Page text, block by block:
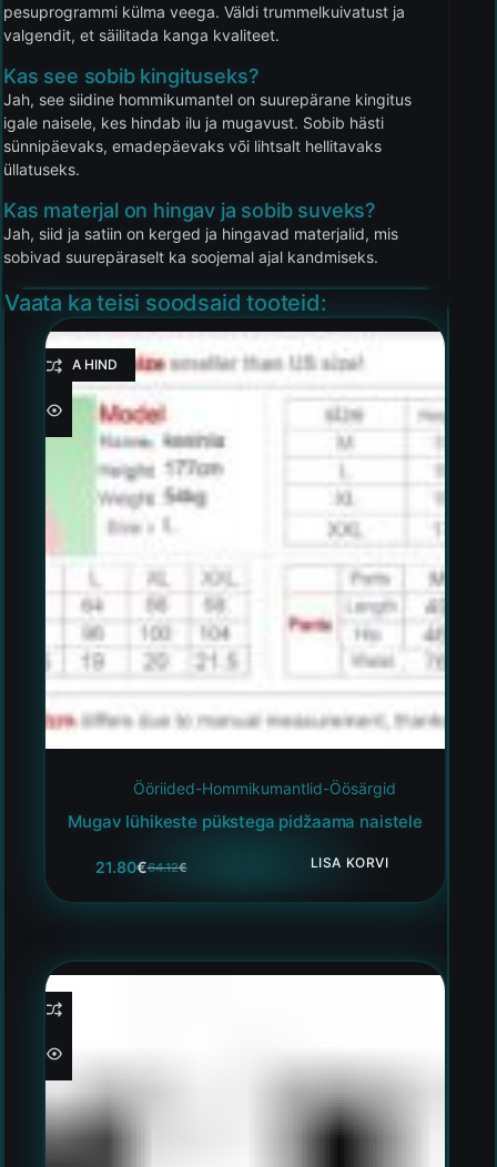
pesuprogrammi külma veega. Väldi trummelkuivatust ja
valgendit, et säilitada kanga kvaliteet.
Kas see sobib kingituseks?
Jah, see siidine hommikumantel on suurepärane kingitus
igale naisele, kes hindab ilu ja mugavust. Sobib hästi
sünnipäevaks, emadepäevaks või lihtsalt hellitavaks
üllatuseks.
Kas materjal on hingav ja sobib suveks?
Jah, siid ja satiin on kerged ja hingavad materjalid, mis
sobivad suurepäraselt ka soojemal ajal kandmiseks.
Vaata ka teisi soodsaid tooteid:
HEA HIND
Ööriided-Hommikumantlid-Öösärgid
Mugav lühikeste pükstega pidžaama naistele
64.12€
21.80€ LISA KORVI